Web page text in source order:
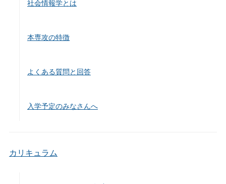
社会情報学とは
本専攻の特徴
よくある質問と回答
入学予定のみなさんへ
カリキュラム